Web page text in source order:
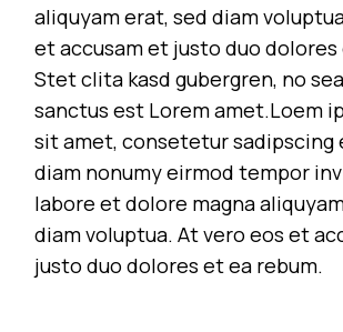
aliquyam erat, sed diam
et accusam et justo duo dolores
Stet clita kasd gubergren, no
sanctus est Lorem amet.Loem
sit amet, consetetur sadipscing
diam nonumy eirmod tempor
labore et dolore magna
diam voluptua. At vero eos et
justo duo dolores et ea rebum.